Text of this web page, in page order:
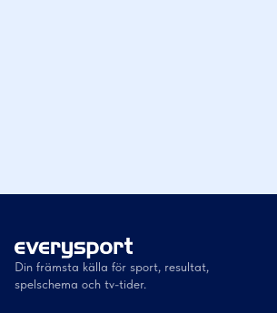
Din främsta källa för sport, resultat,
spelschema och tv-tider.